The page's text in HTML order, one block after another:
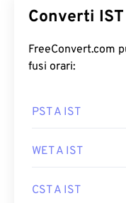
Converti
FreeConvert.com
fusi orari:
PST A IST
WET A IST
CST A IST